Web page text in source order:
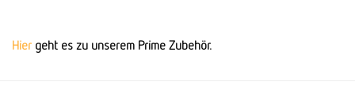
Hier geht es zu unserem Prime Zubehör.